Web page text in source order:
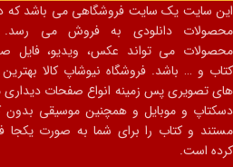
این سایت یک سایت فروشگاهی می باشد که
محصولات دانلودی به فروش می رسد.
محصولات می تواند عکس، ویدیو، فایل
کتاب و … باشد. فروشگاه نیوشاپ کالا بهترین
های تصویری پس زمینه انواع صفحات دیداری
دسکتاپ و موبایل و همچنین موسیقی بدون
مستند و کتاب را برای شما به صورت یکجا
کرده است.